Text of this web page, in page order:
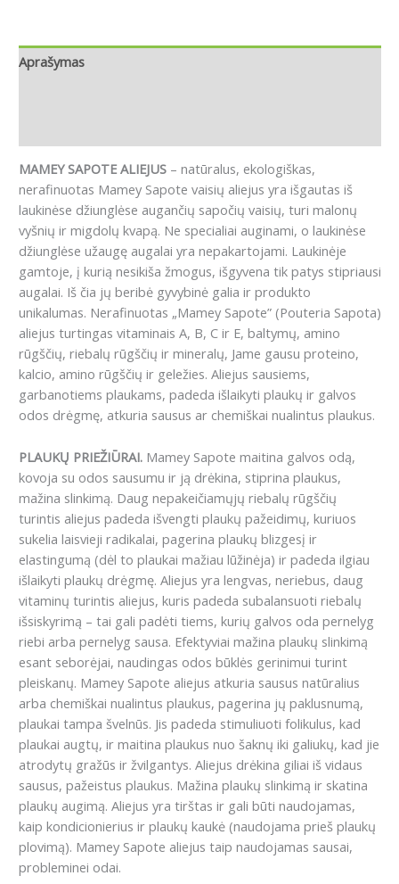
Aprašymas
MAMEY SAPOTE ALIEJUS – natūralus, ekologiškas,
nerafinuotas Mamey Sapote vaisių aliejus yra išgautas iš
laukinėse džiunglėse augančių sapočių vaisių, turi malonų
vyšnių ir migdolų kvapą. Ne specialiai auginami, o laukinėse
džiunglėse užaugę augalai yra nepakartojami. Laukinėje
gamtoje, į kurią nesikiša žmogus, išgyvena tik patys stipriausi
augalai. Iš čia jų beribė gyvybinė galia ir produkto
unikalumas. Nerafinuotas „Mamey Sapote” (Pouteria Sapota)
aliejus turtingas vitaminais A, B, C ir E, baltymų, amino
rūgščių, riebalų rūgščių ir mineralų, Jame gausu proteino,
kalcio, amino rūgščių ir geležies. Aliejus sausiems,
garbanotiems plaukams, padeda išlaikyti plaukų ir galvos
odos drėgmę, atkuria sausus ar chemiškai nualintus plaukus.
PLAUKŲ PRIEŽIŪRAI. Mamey Sapote maitina galvos odą,
kovoja su odos sausumu ir ją drėkina, stiprina plaukus,
mažina slinkimą. Daug nepakeičiamųjų riebalų rūgščių
turintis aliejus padeda išvengti plaukų pažeidimų, kuriuos
sukelia laisvieji radikalai, pagerina plaukų blizgesį ir
elastingumą (dėl to plaukai mažiau lūžinėja) ir padeda ilgiau
išlaikyti plaukų drėgmę. Aliejus yra lengvas, neriebus, daug
vitaminų turintis aliejus, kuris padeda subalansuoti riebalų
išsiskyrimą – tai gali padėti tiems, kurių galvos oda pernelyg
riebi arba pernelyg sausa. Efektyviai mažina plaukų slinkimą
esant seborėjai, naudingas odos būklės gerinimui turint
pleiskanų. Mamey Sapote aliejus atkuria sausus natūralius
arba chemiškai nualintus plaukus, pagerina jų paklusnumą,
plaukai tampa švelnūs. Jis padeda stimuliuoti folikulus, kad
plaukai augtų, ir maitina plaukus nuo šaknų iki galiukų, kad jie
atrodytų gražūs ir žvilgantys. Aliejus drėkina giliai iš vidaus
sausus, pažeistus plaukus. Mažina plaukų slinkimą ir skatina
plaukų augimą. Aliejus yra tirštas ir gali būti naudojamas,
kaip kondicionierius ir plaukų kaukė (naudojama prieš plaukų
plovimą). Mamey Sapote aliejus taip naudojamas sausai,
probleminei odai.